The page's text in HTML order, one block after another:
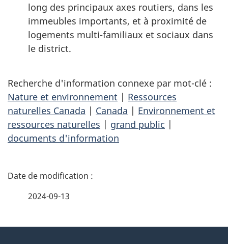
long des principaux axes routiers, dans les
immeubles importants, et à proximité de
logements multi-familiaux et sociaux dans
le district.
Recherche d'information connexe par mot-clé :
Nature et environnement | Ressources
naturelles Canada | Canada | Environnement et
ressources naturelles | grand public |
documents d'information
D
2024-09-13